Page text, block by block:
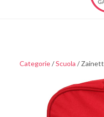
Categorie/Scuola /